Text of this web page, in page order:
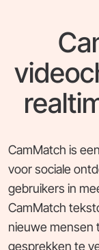
CamMatch is
voor sociale
gebruikers in
CamMatch
nieuwe mensen
gesprekken te